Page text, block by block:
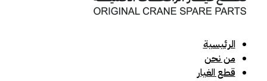
الرئيسية
من نحن
قطع الغيار